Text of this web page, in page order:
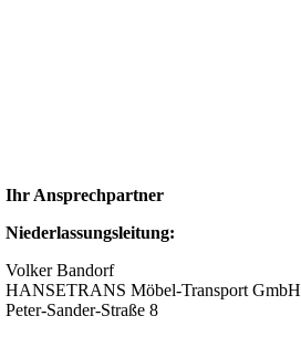
Ihr Ansprechpartner
Niederlassungsleitung:
Volker Bandorf
HANSETRANS Möbel-Transport GmbH
Peter-Sander-Straße 8